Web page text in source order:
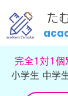
​
完全1対1個
小学生 中学